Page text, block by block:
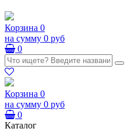
Корзина 0
на сумму 0 руб
0
Корзина 0
на сумму 0 руб
0
Каталог